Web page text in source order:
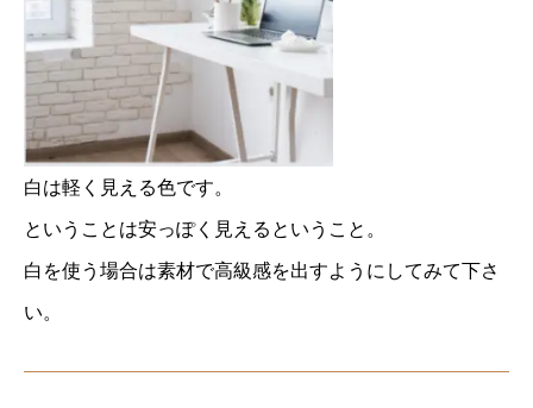
白は軽く見える色です。
ということは安っぽく見えるということ。
白を使う場合は素材で高級感を出すようにしてみて下さ
い。